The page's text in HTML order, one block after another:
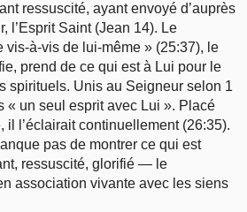
ressuscité, ayant envoyé d’auprès
l’Esprit Saint (Jean 14). Le
à-vis de lui-même » (25:37), le
prend de ce qui est à Lui pour le
spirituels. Unis au Seigneur selon 1
« un seul esprit avec Lui ». Placé
il l’éclairait continuellement (26:35).
pas de montrer ce qui est
ressuscité, glorifié — le
association vivante avec les siens